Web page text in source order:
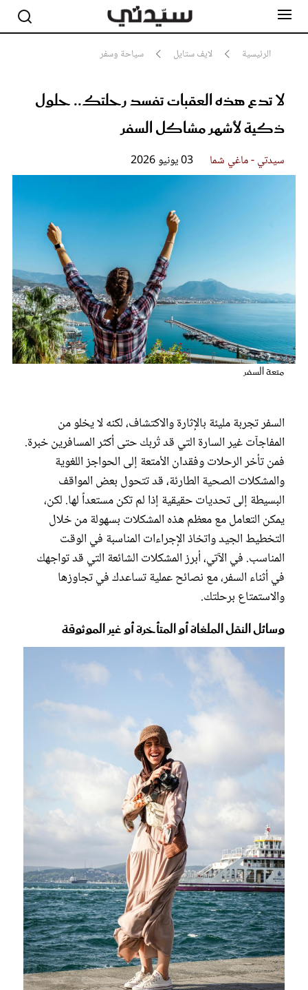
الرئيسية لايف ستايل سياحة وسفر
لا تدع هذه العقبات تفسد رحلتك.. حلول
ذكية لأشهر مشاكل السفر
سيدتي - ماغي شما 03 يونيو 2026
متعة السفر
السفر تجربة مليئة بالإثارة والاكتشاف، لكنه لا يخلو من
المفاجآت غير السارة التي قد تُربك حتى أكثر المسافرين خبرة.
فمن تأخر الرحلات وفقدان الأمتعة إلى الحواجز اللغوية
والمشكلات الصحية الطارئة، قد تتحول بعض المواقف
البسيطة إلى تحديات حقيقية إذا لم تكن مستعداً لها. لكن،
يمكن التعامل مع معظم هذه المشكلات بسهولة من خلال
التخطيط الجيد واتخاذ الإجراءات المناسبة في الوقت
المناسب. في الآتي، أبرز المشكلات الشائعة التي قد تواجهك
في أثناء السفر، مع نصائح عملية تساعدك في تجاوزها
والاستمتاع برحلتك.
وسائل النقل الملغاة أو المتأخرة أو غير الموثوقة
مشاهير
جمال
سيدتي وطفلك
لايف ستايل
تقارير
عروس سيدتي
مجلة سيدتي
غلاف رفمي